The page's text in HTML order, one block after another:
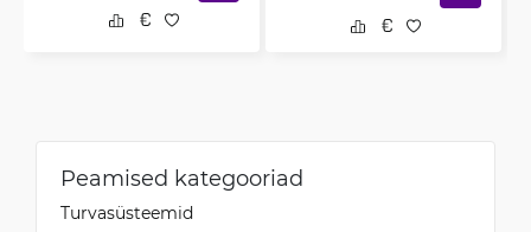
Peamised kategooriad
Turvasüsteemid